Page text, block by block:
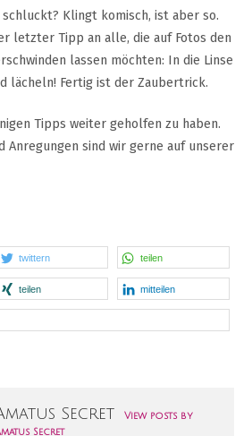
Klingt komisch, ist aber so.
letzter Tipp an alle, die auf Fotos den
lassen möchten: In die Linse
lächeln! Fertig ist der Zaubertrick.
Tipps weiter geholfen zu haben.
Anregungen sind wir gerne auf unserer
twittern teilen
teilen mitteilen
Secret
View posts by
Secret